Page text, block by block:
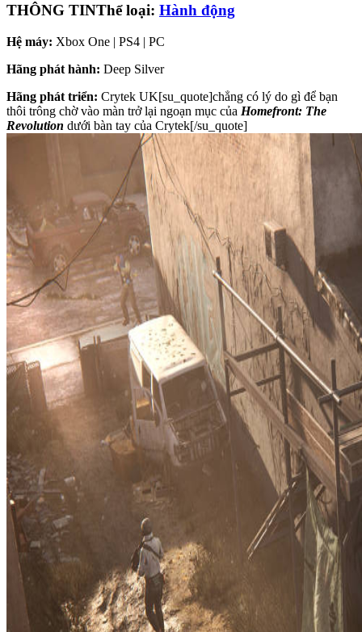
THÔNG TINThể loại: Hành động
Hệ máy: Xbox One | PS4 | PC
Hãng phát hành: Deep Silver
Hãng phát triển: Crytek UK[su_quote]chẳng có lý do gì để bạn
thôi trông chờ vào màn trở lại ngoạn mục của Homefront: The
Revolution dưới bàn tay của Crytek[/su_quote]